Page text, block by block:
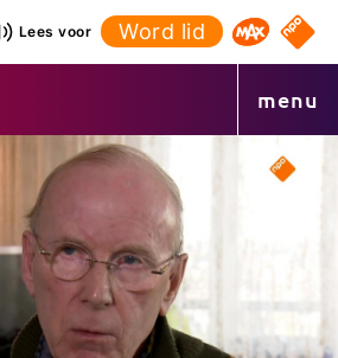
Lees voor Word lid Omroep
NPO
menu